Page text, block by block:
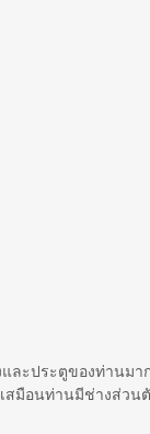
และประตูของท่านมา
เสมือนท่านมีช่างส่วน